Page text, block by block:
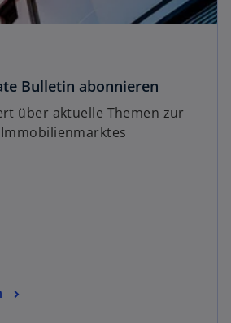
Bulletin abonnieren
über aktuelle Themen zur